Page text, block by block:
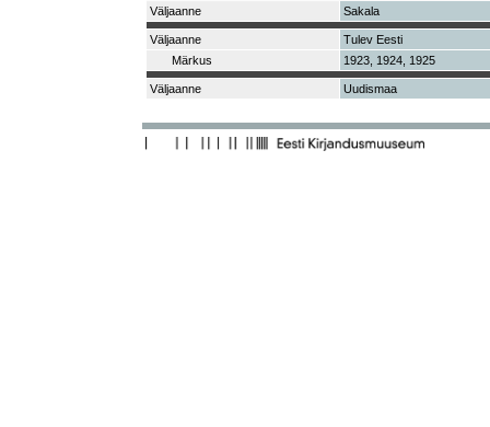
Väljaanne Sakala
Väljaanne
Tulev Eesti
Märkus
1923, 1924, 1925
Väljaanne Uudismaa